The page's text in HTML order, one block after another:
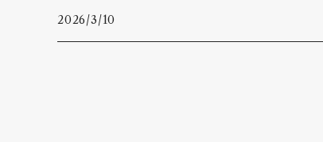
2026/3/10